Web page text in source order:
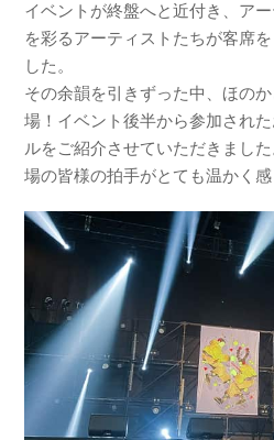
イベントが終盤へと近付き、ア
を彩るアーティストたちが客席
した。
その余韻を引きずった中、ほの
場！イベント後半から参加され
ルをご紹介させていただきまし
場の皆様の拍手がとても温かく感